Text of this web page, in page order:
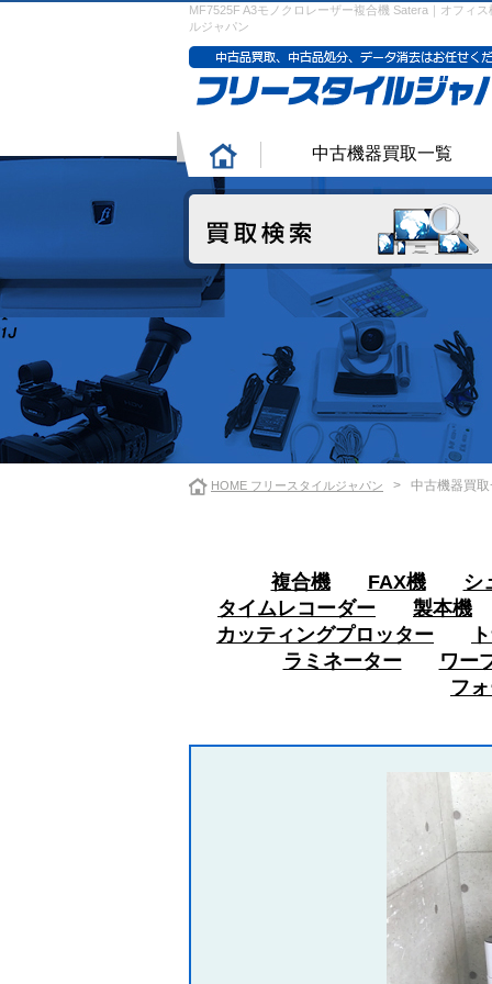
MF7525F A3モノクロレーザー複合機 Satera｜オフィ
ルジャパン
中古機器買取一覧
HOME フリースタイルジャパン > 中古機器買
複合機 FAX機
シ
タイムレコーダー
製本機
カッティングプロッター
ラミネーター
ワー
フ